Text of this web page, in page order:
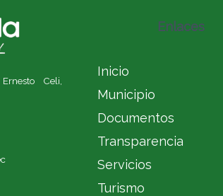
Celi,
Enlaces
Inicio
Municipio
Documentos
Transparencia
Servicios
Turismo